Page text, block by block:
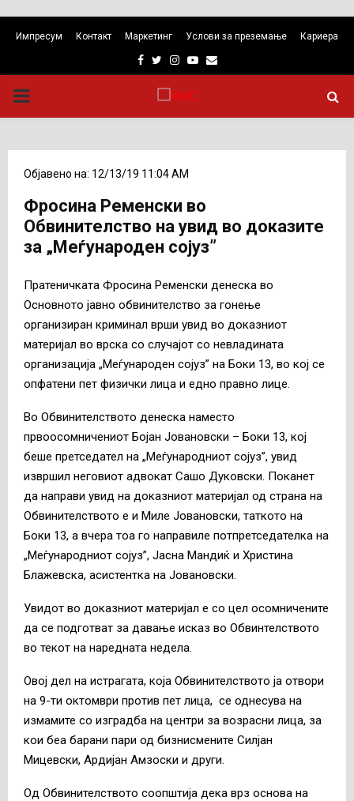
Импресум Контакт Маркетинг Услови за преземање Кариера
Facebook
TwitterInstagram
Youtube
Email
PRIMARY
Објавено на: 12/13/19 11:04 AM
Фросина Ременски во
Обвинителство на увид во доказите
за „Меѓународен сојуз”
Пратеничката Фросина Ременски денеска во
Основното јавно обвинителство за гонење
организиран криминал врши увид во доказниот
материјал во врска со случајот со невладината
организација „Меѓународен сојуз” на Боки 13, во кој се
опфатени пет физички лица и едно правно лице.
Во Обвинителството денеска наместо
првоосомничениот Бојан Јовановски – Боки 13, кој
беше претседател на „Меѓународниот сојуз”, увид
извршил неговиот адвокат Сашо Дуковски. Поканет
да направи увид на доказниот материјал од страна на
Обвинителството е и Миле Јовановски, таткото на
Боки 13, а вчера тоа го направиле потпретседателка на
„Меѓународниот сојуз”, Јасна Мандиќ и Христина
Блажевска, асистентка на Јовановски.
Увидот во доказниот материјал е со цел осомничените
да се подготват за давање исказ во Обвинтелството
во текот на наредната недела.
Овој дел на истрагата, која Обвинителството ја отвори
на 9-ти октомври против пет лица, се однесува на
измамите со изградба на центри за возрасни лица, за
кои беа барани пари од бизнисмените Силјан
Мицевски, Ардијан Амзоски и други.
Од Обвинителството соопштија дека врз основа на